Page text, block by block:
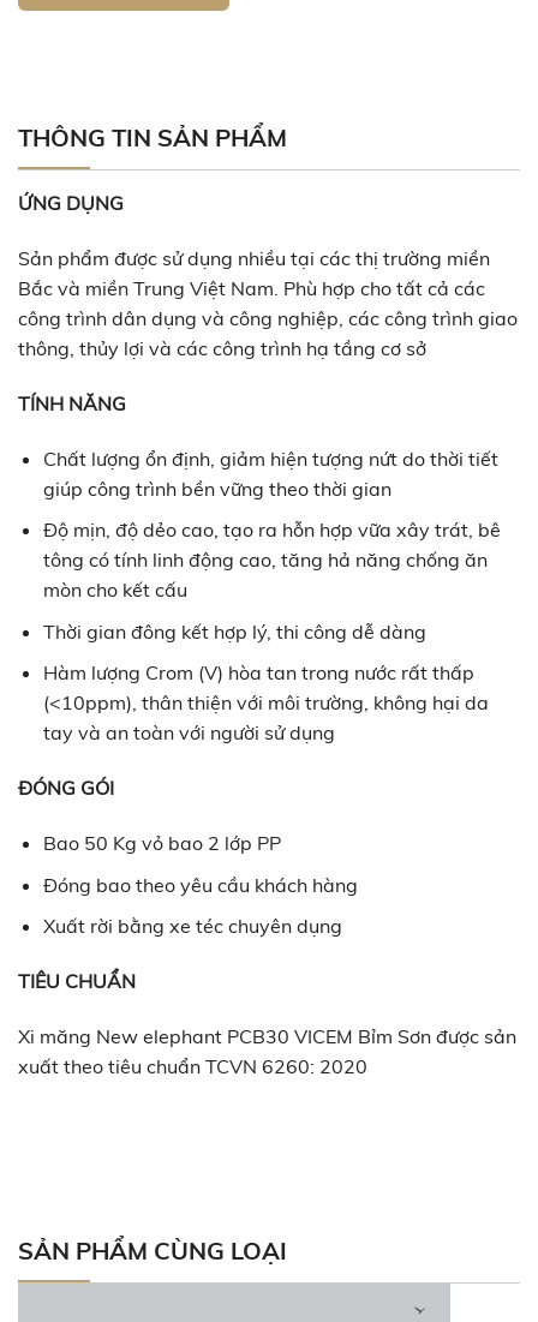
THÔNG TIN SẢN PHẨM
ỨNG DỤNG
Sản phẩm được sử dụng nhiều tại các thị trường miền
Bắc và miền Trung Việt Nam. Phù hợp cho tất cả các
công trình dân dụng và công nghiệp, các công trình giao
thông, thủy lợi và các công trình hạ tầng cơ sở
TÍNH NĂNG
Chất lượng ổn định, giảm hiện tượng nứt do thời tiết
giúp công trình bền vững theo thời gian
Độ mịn, độ dẻo cao, tạo ra hỗn hợp vữa xây trát, bê
tông có tính linh động cao, tăng hả năng chống ăn
mòn cho kết cấu
Thời gian đông kết hợp lý, thi công dễ dàng
Hàm lượng Crom (V) hòa tan trong nước rất thấp
(<10ppm), thân thiện với môi trường, không hại da
tay và an toàn với người sử dụng
ĐÓNG GÓI
Bao 50 Kg vỏ bao 2 lớp PP
Đóng bao theo yêu cầu khách hàng
Xuất rời bằng xe téc chuyên dụng
TIÊU CHUẨN
Xi măng New elephant PCB30 VICEM Bỉm Sơn được sản
xuất theo tiêu chuẩn TCVN 6260: 2020
SẢN PHẨM CÙNG LOẠI